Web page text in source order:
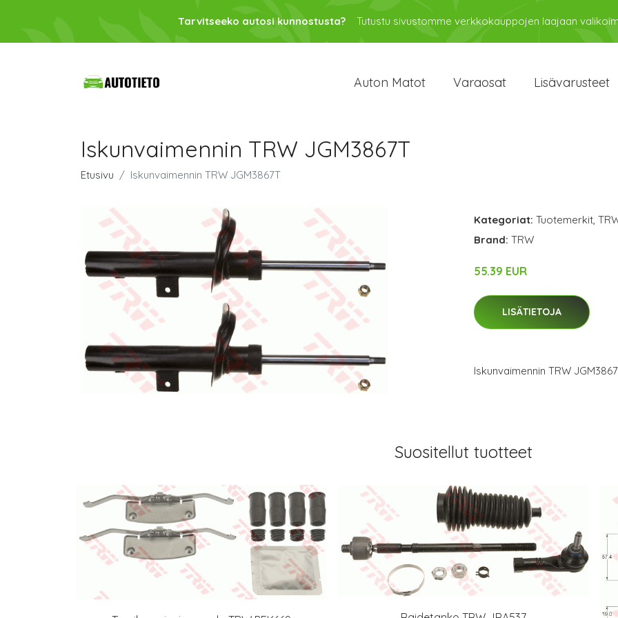
Tarvitseeko autosi kunnostusta? Tutustu sivustomme verkkokauppojen laajaan
Auton Matot Varaosat Lisävarusteet
Iskunvaimennin TRW JGM3867T
Etusivu Iskunvaimennin TRW JGM3867T
Kategoriat: Tuotemerkit,
Brand: TRW
55.39 EUR
LISÄTIETOJA
Iskunvaimennin TRW
Suositellut tuotteet